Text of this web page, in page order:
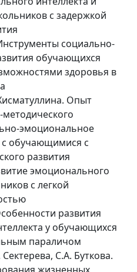
с задержкой
социально-
обучающихся
здоровья в
Опыт
эмоциональное
с обучающимися с
развития
эмоционального
с легкой
развития
у обучающихся
параличом
С.А. Буткова.